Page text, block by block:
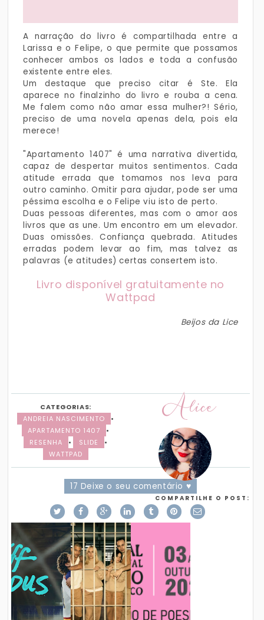
A narração do livro é compartilhada entre a
Larissa e o Felipe, o que permite que possamos
conhecer ambos os lados e toda a confusão
existente entre eles.
Um destaque que preciso citar é Ste. Ela
aparece no finalzinho do livro e rouba a cena.
Me falem como não amar essa mulher?! Sério,
preciso de uma novela apenas dela, pois ela
merece!
"Apartamento 1407" é uma narrativa divertida,
capaz de despertar muitos sentimentos. Cada
atitude errada que tomamos nos leva para
outro caminho. Omitir para ajudar, pode ser uma
péssima escolha e o Felipe viu isto de perto.
Duas pessoas diferentes, mas com o amor aos
livros que as une. Um encontro em um elevador.
Duas omissões. Confiança quebrada. Atitudes
erradas podem levar ao fim, mas talvez as
palavras (e atitudes) certas consertem isto.
Livro disponível gratuitamente no
Wattpad
Beijos da Lice
Alice
CATEGORIAS:
ANDREIA NASCIMENTO
•
APARTAMENTO 1407
•
RESENHA
• SLIDE
•
WATTPAD
17 Deixe o seu comentário ♥
COMPARTILHE O POST: